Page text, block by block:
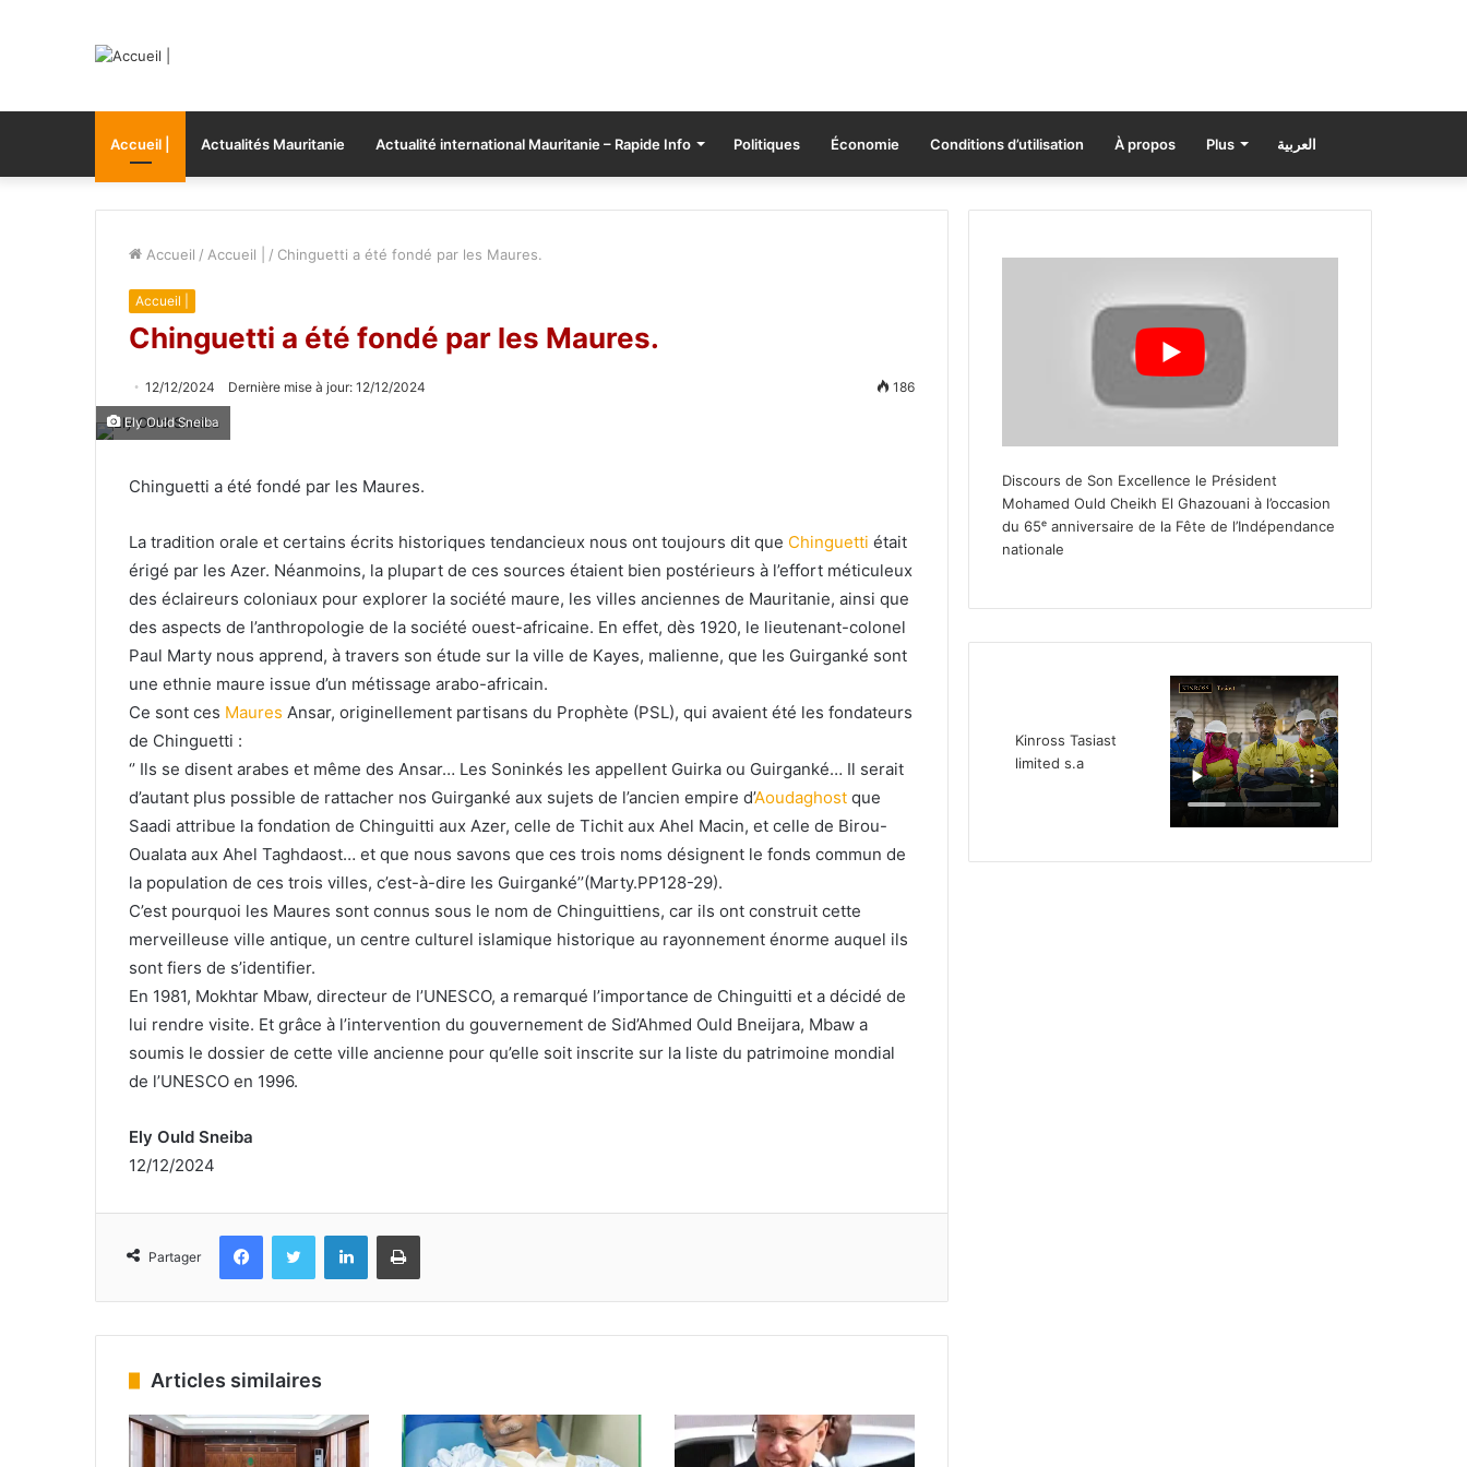
Accueil | Actualités Mauritanie Actualité international Mauritanie – Rapide Info Politiques Économie Conditions d’utilisation À propos Plus العربية
Accueil / Accueil | / Chinguetti a été fondé par les Maures.
Accueil |
Chinguetti a été fondé par les Maures.
12/12/2024 Dernière mise à jour: 12/12/2024 186
Ely Ould Sneiba
Chinguetti a été fondé par les Maures.
La tradition orale et certains écrits historiques tendancieux nous ont toujours dit que Chinguetti était
érigé par les Azer. Néanmoins, la plupart de ces sources étaient bien postérieurs à l’effort méticuleux
des éclaireurs coloniaux pour explorer la société maure, les villes anciennes de Mauritanie, ainsi que
des aspects de l’anthropologie de la société ouest-africaine. En effet, dès 1920, le lieutenant-colonel
Paul Marty nous apprend, à travers son étude sur la ville de Kayes, malienne, que les Guirganké sont
une ethnie maure issue d’un métissage arabo-africain.
Ce sont ces Maures Ansar, originellement partisans du Prophète (PSL), qui avaient été les fondateurs
de Chinguetti :
‘’ Ils se disent arabes et même des Ansar… Les Soninkés les appellent Guirka ou Guirganké… Il serait
d’autant plus possible de rattacher nos Guirganké aux sujets de l’ancien empire d’Aoudaghost que
Saadi attribue la fondation de Chinguitti aux Azer, celle de Tichit aux Ahel Macin, et celle de Birou-
Oualata aux Ahel Taghdaost… et que nous savons que ces trois noms désignent le fonds commun de
la population de ces trois villes, c’est-à-dire les Guirganké’’(Marty.PP128-29).
C’est pourquoi les Maures sont connus sous le nom de Chinguittiens, car ils ont construit cette
merveilleuse ville antique, un centre culturel islamique historique au rayonnement énorme auquel ils
sont fiers de s’identifier.
En 1981, Mokhtar Mbaw, directeur de l’UNESCO, a remarqué l’importance de Chinguitti et a décidé de
lui rendre visite. Et grâce à l’intervention du gouvernement de Sid’Ahmed Ould Bneijara, Mbaw a
soumis le dossier de cette ville ancienne pour qu’elle soit inscrite sur la liste du patrimoine mondial
de l’UNESCO en 1996.
Ely Ould Sneiba
12/12/2024
Partager
FacebookTwitter LinkedinImprimer
Articles similaires
Discours de Son Excellence le Président
Mohamed Ould Cheikh El Ghazouani à l’occasion
du 65ᵉ anniversaire de la Fête de l’Indépendance
nationale
Kinross Tasiast
limited s.a